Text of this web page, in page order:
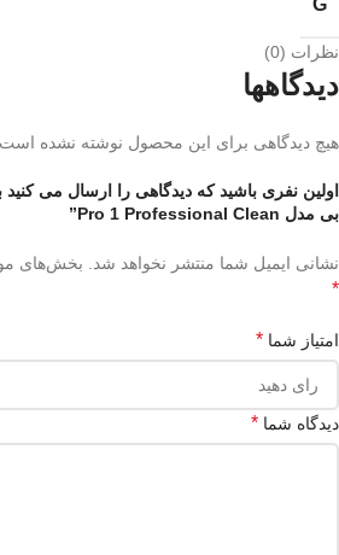
G
نظرات (0)
دیدگاهها
هیچ دیدگاهی برای این محصول نوشته نشده
اولین نفری باشید که دیدگاهی را ارسال می
بی مدل Pro 1 Professional Clean”
نشانی ایمیل شما منتشر نخواهد شد. بخش‌های
*
امتیاز شما *
دیدگاه شما *